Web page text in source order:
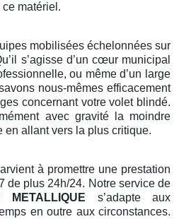
matériel.
mobilisées échelonnées sur
s’agisse d’un cœur municipal
ou même d’un large
nous-mêmes efficacement
concernant votre volet blindé.
avec gravité la moindre
en allant vers la plus critique.
à promettre une prestation
de plus 24h/24. Notre service de
METALLIQUE s’adapte aux
en outre aux circonstances.